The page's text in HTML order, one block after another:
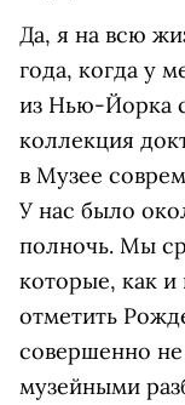
Да, я на всю
года, когда у
из Нью-Йорка
коллекция
в Музее
У нас было
полночь. Мы
которые, как и
отметить
совершенно
музейными